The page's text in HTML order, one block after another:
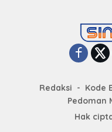
Redaksi Kode
Pedoman
Hak